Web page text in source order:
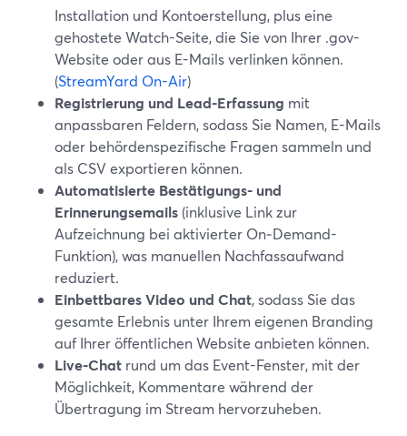
Installation und Kontoerstellung, plus eine
gehostete Watch-Seite, die Sie von Ihrer .gov-
Website oder aus E-Mails verlinken können.
(StreamYard On-Air)
Registrierung und Lead-Erfassung mit
anpassbaren Feldern, sodass Sie Namen, E-Mails
oder behördenspezifische Fragen sammeln und
als CSV exportieren können.
Automatisierte Bestätigungs- und
Erinnerungsemails (inklusive Link zur
Aufzeichnung bei aktivierter On‑Demand-
Funktion), was manuellen Nachfassaufwand
reduziert.
Einbettbares Video und Chat, sodass Sie das
gesamte Erlebnis unter Ihrem eigenen Branding
auf Ihrer öffentlichen Website anbieten können.
Live-Chat rund um das Event-Fenster, mit der
Möglichkeit, Kommentare während der
Übertragung im Stream hervorzuheben.